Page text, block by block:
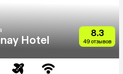
Hotel
8.3
49 отзывов